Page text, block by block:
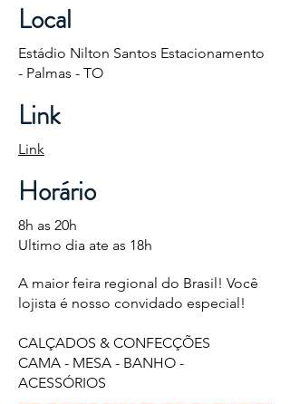
Local
Estádio Nilton Santos Estacionamento
- Palmas - TO
Link
Link
Horário
8h as 20h
Ultimo dia ate as 18h
A maior feira regional do Brasil! Você
lojista é nosso convidado especial!
CALÇADOS & CONFECÇÕES
CAMA - MESA - BANHO -
ACESSÓRIOS